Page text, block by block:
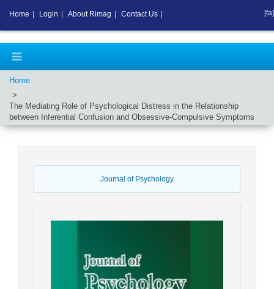
Home
The Mediating Role of Psychological Distress in the Relationship
between Inferential Confusion and Obsessive-Compulsive Symptoms
Journal of Psychology
Home Login About Rimag Contact Us [fa]